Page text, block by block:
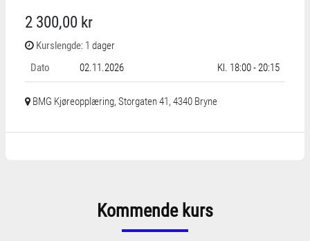
2 300,00 kr
Kurslengde: 1 dager
Dato
02.11.2026 Kl. 18:00 - 20:15
BMG Kjøreopplæring, Storgaten 41, 4340 Bryne
Kommende kurs